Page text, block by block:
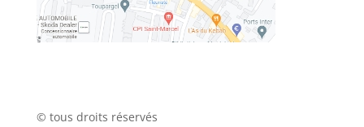
© tous droits réservés